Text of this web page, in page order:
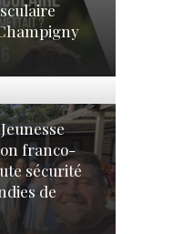
franco-
sécurité
de